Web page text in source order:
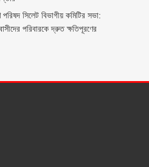
পরিষদ সিলেট বিভাগীয় কমিটির সভা:
পরিবারকে দ্রুত ক্ষতিপূরণের